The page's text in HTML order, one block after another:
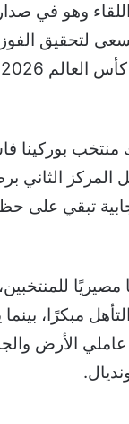
وهو في
ويسعى لتحقيق
بوركينا
تبقي على
مصيريًا
مبكرًا،
عاملي الأرض